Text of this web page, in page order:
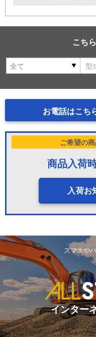
こち
お電話はこち
ご希望の
商品入荷
入荷お
スマホや
インター